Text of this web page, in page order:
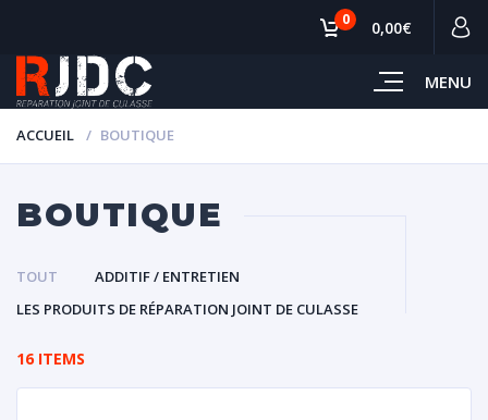
MENU
0 0,00€
ACCUEIL BOUTIQUE
BOUTIQUE
TOUT
ADDITIF / ENTRETIEN
LES PRODUITS DE RÉPARATION JOINT DE CULASSE
16 ITEMS